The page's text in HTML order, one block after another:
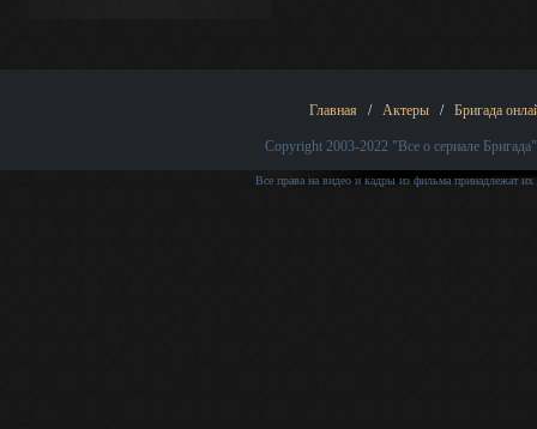
Главная / Актеры / Бригада
Copyright 2003-2022 "Все о сериале Бригада"
Все права на видео и кадры из фильма принадлежат